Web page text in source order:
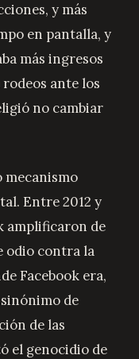
y más
en pantalla, y
más ingresos
ante los
no cambiar
mecanismo
Entre 2012 y
amplificaron de
odio contra la
Facebook era,
de
de las
el genocidio de